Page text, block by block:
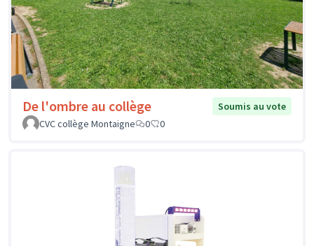
De l'ombre au collège
Soumis au vote
CVC collège Montaigne
0 0